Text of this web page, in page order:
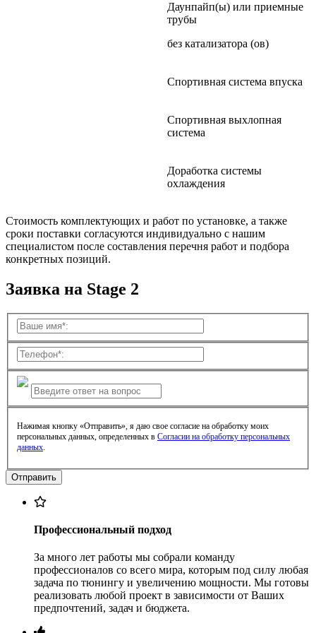
Даунпайп(ы) или приемные
трубы
без катализатора (ов)
Спортивная система впуска
Спортивная выхлопная
система
Доработка системы
охлаждения
Стоимость комплектующих и работ по установке, а также
сроки поставки согласуются индивидуально с нашим
специалистом после составления перечня работ и подбора
конкретных позиций.
Заявка на Stage 2
Нажимая кнопку «Отправить», я даю свое согласие на обработку моих
персональных данных, определенных в Согласии на обработку персональных
данных
Профессиональный подход
За много лет работы мы собрали команду
профессионалов со всего мира, которым под силу любая
задача по тюнингу и увеличению мощности. Мы готовы
реализовать любой проект в зависимости от Ваших
предпочтений, задач и бюджета.